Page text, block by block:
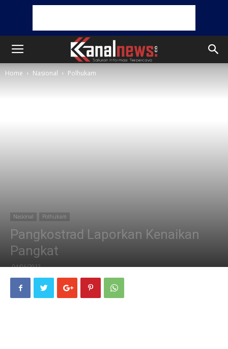
Home Nasional Polhukam
Nasional Polhukam
Pangkostrad Laporkan Kenaikan
Pangkat
04/06/2012